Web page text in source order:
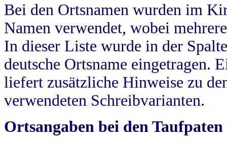
Bei den Ortsnamen wurden im
Namen verwendet, wobei
In dieser Liste wurde in der
deutsche Ortsname eingetragen.
liefert zusätzliche Hinweise zu
verwendeten Schreibvarianten.
Ortsangaben bei den Taufpaten